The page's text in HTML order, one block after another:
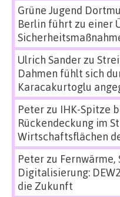
Grüne Jugend
Berlin führt zu einer
Ulrich Sanderzu
Dahmen fühlt sich
Karacakurtoglu
Peterzu IHK-Spitze
Rückendeckung im
Wirtschaftsflächen
Peterzu Fernwärme,
Digitalisierung:
die Zukunft